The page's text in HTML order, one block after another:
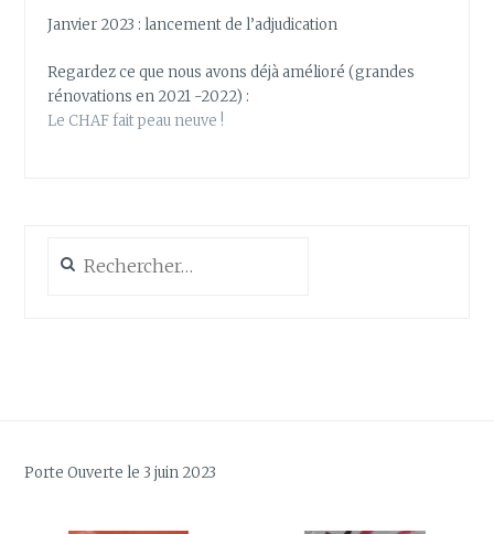
Janvier 2023 : lancement de l’adjudication
Regardez ce que nous avons déjà amélioré (grandes
rénovations en 2021 -2022) :
Le CHAF fait peau neuve !
Porte Ouverte le 3 juin 2023